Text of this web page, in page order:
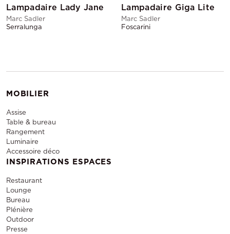
Lampadaire Lady Jane
Marc Sadler
Serralunga
Lampadaire Giga Lite
Marc Sadler
Foscarini
MOBILIER
Assise
Table & bureau
Rangement
Luminaire
Accessoire déco
INSPIRATIONS ESPACES
Restaurant
Lounge
Bureau
Plénière
Outdoor
Presse